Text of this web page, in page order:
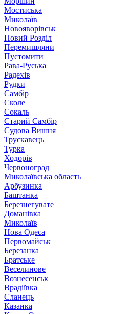
Мостиська
Миколаїв
Новояворівськ
Новий Розділ
Перемишляни
Пустомити
Рава-Руська
Радехів
Рудки
Самбір
Сколе
Сокаль
Старий Самбір
Судова Вишня
Трускавець
Турка
Ходорів
Червоноград
Миколаївська область
Арбузинка
Баштанка
Березнегувате
Доманівка
Миколаїв
Нова Одеса
Первомайськ
Березанка
Братське
Веселинове
Вознесенськ
Врадіївка
Єланець
Казанка